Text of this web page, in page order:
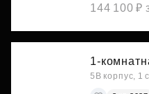
144 100 ₽
1-
5В корпус, 1